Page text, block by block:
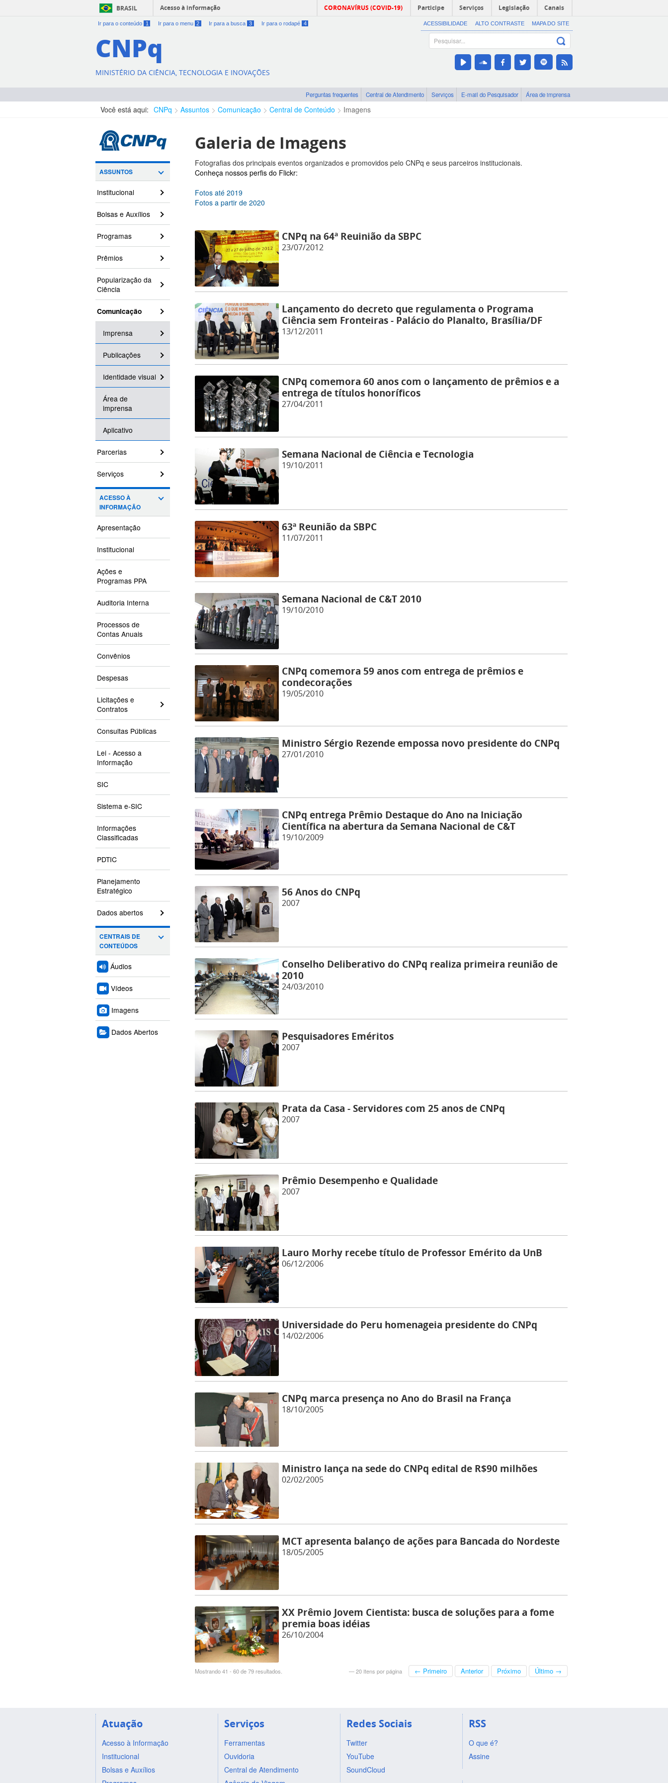
BRASIL Acesso à informação CORONAVÍRUS (COVID-19) Participe Serviços Legislação Canais
Ir para o conteúdo 1 Ir para o menu 2 Ir para a busca 3 Ir para o rodapé 4 ACESSIBILIDADE ALTO CONTRASTE MAPA DO SITE
CNPq
MINISTÉRIO DA CIÊNCIA, TECNOLOGIA E INOVAÇÕES
Perguntas frequentes Central de Atendimento Serviços E-mail do Pesquisador Área de imprensa
Você está aqui: CNPq Assuntos Comunicação Central de Conteúdo Imagens
ASSUNTOS
Institucional
Bolsas e Auxílios
Programas
Prêmios
Popularização da
Ciência
Comunicação
Imprensa
Publicações
Identidade visual
Área de
imprensa
Aplicativo
Parcerias
Serviços
ACESSO À
INFORMAÇÃO
Apresentação
Institucional
Ações e
Programas PPA
Auditoria Interna
Processos de
Contas Anuais
Convênios
Despesas
Licitações e
Contratos
Consultas Públicas
Lei - Acesso a
Informação
SIC
Sistema e-SIC
Informações
Classificadas
PDTIC
Planejamento
Estratégico
Dados abertos
CENTRAIS DE
CONTEÚDOS
Áudios
Vídeos
Imagens
Dados Abertos
Galeria de Imagens
Fotografias dos principais eventos organizados e promovidos pelo CNPq e seus parceiros institucionais.
Conheça nossos perfis do Flickr:
Fotos até 2019
Fotos a partir de 2020
CNPq na 64ª Reuinião da SBPC
23/07/2012
Lançamento do decreto que regulamenta o Programa
Ciência sem Fronteiras - Palácio do Planalto, Brasília/DF
13/12/2011
CNPq comemora 60 anos com o lançamento de prêmios e a
entrega de títulos honoríficos
27/04/2011
Semana Nacional de Ciência e Tecnologia
19/10/2011
63ª Reunião da SBPC
11/07/2011
Semana Nacional de C&T 2010
19/10/2010
CNPq comemora 59 anos com entrega de prêmios e
condecorações
19/05/2010
Ministro Sérgio Rezende empossa novo presidente do CNPq
27/01/2010
CNPq entrega Prêmio Destaque do Ano na Iniciação
Científica na abertura da Semana Nacional de C&T
19/10/2009
56 Anos do CNPq
2007
Conselho Deliberativo do CNPq realiza primeira reunião de
2010
24/03/2010
Pesquisadores Eméritos
2007
Prata da Casa - Servidores com 25 anos de CNPq
2007
Prêmio Desempenho e Qualidade
2007
Lauro Morhy recebe título de Professor Emérito da UnB
06/12/2006
Universidade do Peru homenageia presidente do CNPq
14/02/2006
CNPq marca presença no Ano do Brasil na França
18/10/2005
Ministro lança na sede do CNPq edital de R$90 milhões
02/02/2005
MCT apresenta balanço de ações para Bancada do Nordeste
18/05/2005
XX Prêmio Jovem Cientista: busca de soluções para a fome
premia boas idéias
26/10/2004
— 20 Itens por página
Mostrando 41 - 60 de 79 resultados. ← Primeiro Anterior Próximo Último →
Atuação
Acesso à Informação
Institucional
Bolsas e Auxílios
Serviços
Ferramentas
Ouvidoria
Central de Atendimento
Redes Sociais
Twitter
YouTube
SoundCloud
RSS
O que é?
Assine